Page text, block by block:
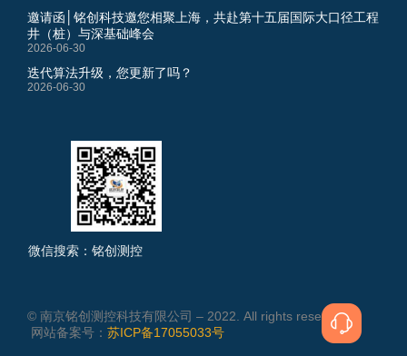
邀请函│铭创科技邀您相聚上海，共赴第十五届国际大口径工程
井（桩）与深基础峰会
2026-06-30
迭代算法升级，您更新了吗？
2026-06-30
微信搜索：铭创测控
© 南京铭创测控科技有限公司 – 2022. All rights reserved.
网站备案号： 苏ICP备17055033号